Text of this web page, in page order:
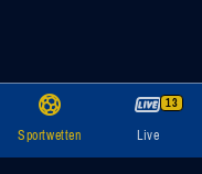
Sportwetten
13
Live